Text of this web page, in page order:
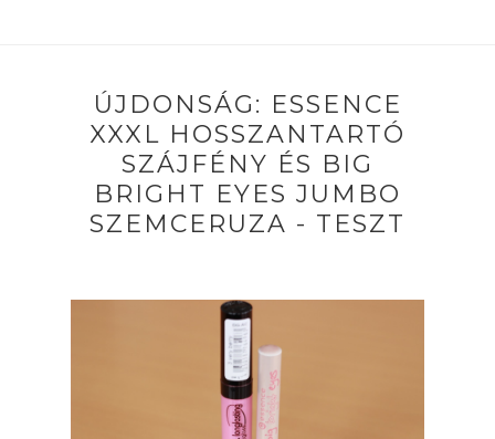
ÚJDONSÁG: ESSENCE
XXXL HOSSZANTARTÓ
SZÁJFÉNY ÉS BIG
BRIGHT EYES JUMBO
SZEMCERUZA - TESZT